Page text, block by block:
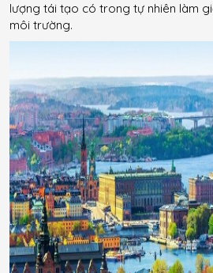
lượng tái tạo có trong tự nhiên làm
môi trường.